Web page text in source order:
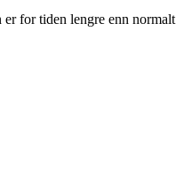
for tiden lengre enn normalt